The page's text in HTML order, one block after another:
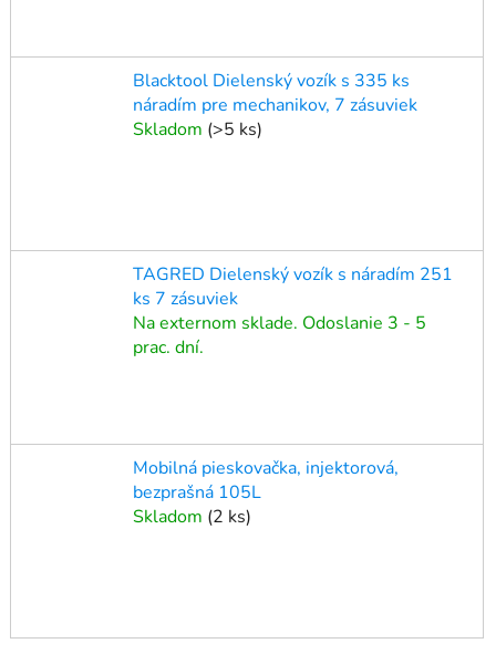
Blacktool Dielenský vozík s 335 ks
náradím pre mechanikov, 7 zásuviek
Skladom (>5 ks)
TAGRED Dielenský vozík s náradím 251
ks 7 zásuviek
Na externom sklade. Odoslanie 3 - 5
prac. dní.
Mobilná pieskovačka, injektorová,
bezprašná 105L
Skladom (2 ks)